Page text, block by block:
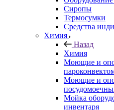
Сиропы
Термосумки
Средства
Химия
Назад
Химия
Моющие и
Моющие и
Мойка
инвентаря